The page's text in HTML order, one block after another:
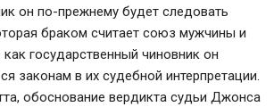
он по-прежнему будет следовать
браком считает союз мужчины и
государственный чиновник он
законам в их судебной интерпретации.
обоснование вердикта судьи Джонса